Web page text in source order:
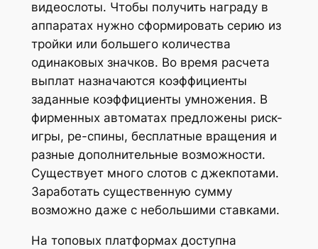
видеослоты. Чтобы получить награду в
аппаратах нужно сформировать серию из
тройки или большего количества
одинаковых значков. Во время расчета
выплат назначаются коэффициенты
заданные коэффициенты умножения. В
фирменных автоматах предложены риск-
игры, ре-спины, бесплатные вращения и
разные дополнительные возможности.
Существует много слотов с джекпотами.
Заработать существенную сумму
возможно даже с небольшими ставками.
На топовых платформах доступна